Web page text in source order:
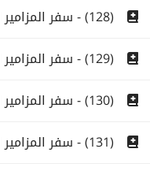
(128) - سفر المزامير الاصحاح المئة والثامن والعشرون
(129) - سفر المزامير الاصحاح المئة والتاسع والعشرون
(130) - سفر المزامير الاصحاح المئة والثلاثون
(131) - سفر المزامير الاصحاح المئة والحادى والثلاثون